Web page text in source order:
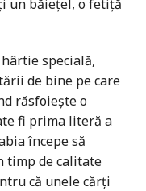
un băiețel, o fetiță
specială,
de bine pe care
răsfoiește o
fi prima literă a
începe să
timp de calitate
că unele cărți